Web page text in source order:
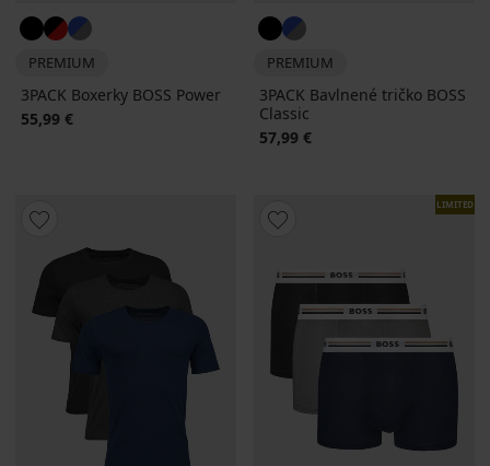
PREMIUM
3PACK Boxerky BOSS Power
55,99 €
PREMIUM
3PACK Bavlnené tričko BOSS
Classic
57,99 €
LIMITED